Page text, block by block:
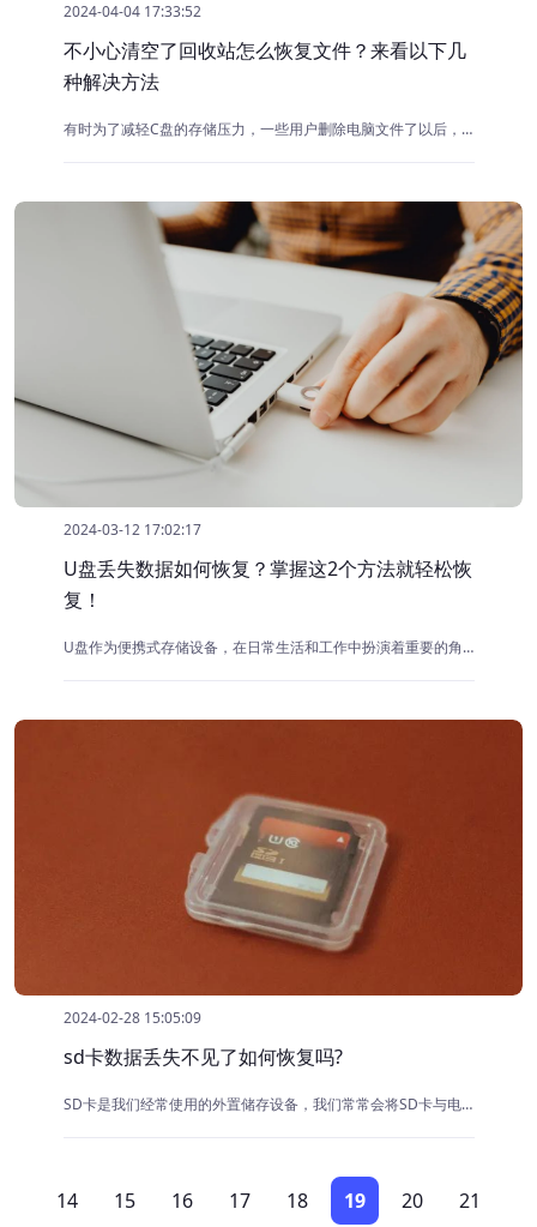
2024-04-04 17:33:52
不小心清空了回收站怎么恢复文件？来看以下几
种解决方法
有时为了减轻C盘的存储压力，一些用户删除电脑文件了以后，还会进行清空回收站。但这样做也带来了一个问题：如果误删的文件非常重要，那么直接还原将不再可行，需要寻找其他恢复方法。那么，不小心清空了回收站怎么恢复文件呢？下面将介绍三种有效的恢复方法，一起来看看吧！
2024-03-12 17:02:17
U盘丢失数据如何恢复？掌握这2个方法就轻松恢
复！
U盘作为便携式存储设备，在日常生活和工作中扮演着重要的角色。我们会将重要的数据都保存在u盘中。但是在使用u盘时，也不可避免有时候会出现u盘数据丢失的情况。那么如何进行u盘丢失数据恢复呢？下面小编为大家分享几个简单的恢复方法。
2024-02-28 15:05:09
sd卡数据丢失不见了如何恢复吗?
SD卡是我们经常使用的外置储存设备，我们常常会将SD卡与电脑连接进行数据交换。有时候，由于各种原因，如SD卡格式化、误删、中病毒等导致SD卡数据丢失。出现这种情况，那SD卡里面的数据是否能恢复？怎么恢复呢？其实恢复办法非常简单，可以使用专业的数据恢复软件来一键找回数据。
14 15 16 17 18 19 20
21